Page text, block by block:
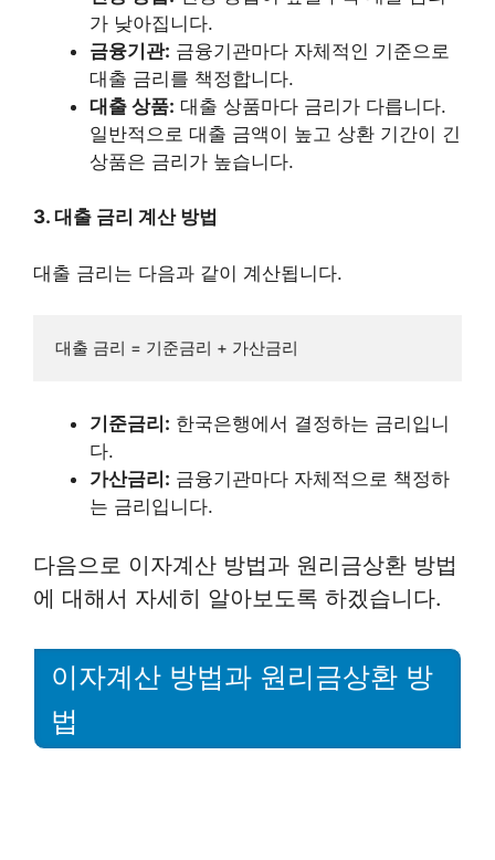
가 낮아집니다.
금융기관: 금융기관마다 자체적인 기준으로
대출 금리를 책정합니다.
대출 상품: 대출 상품마다 금리가 다릅니다.
일반적으로 대출 금액이 높고 상환 기간이 긴
상품은 금리가 높습니다.
3. 대출 금리 계산 방법
대출 금리는 다음과 같이 계산됩니다.
기준금리: 한국은행에서 결정하는 금리입니
다.
가산금리: 금융기관마다 자체적으로 책정하
는 금리입니다.
다음으로 이자계산 방법과 원리금상환 방법
에 대해서 자세히 알아보도록 하겠습니다.
이자계산 방법과 원리금상환 방
법